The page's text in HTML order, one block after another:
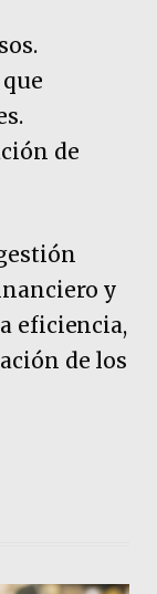
de
y
eficiencia,
de los